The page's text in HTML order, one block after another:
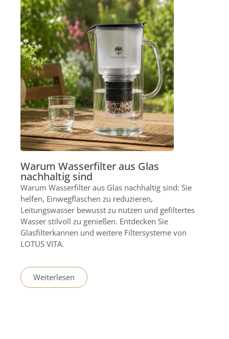
Warum Wasserfilter aus Glas
nachhaltig sind
Warum Wasserfilter aus Glas nachhaltig sind: Sie
helfen, Einwegflaschen zu reduzieren,
Leitungswasser bewusst zu nutzen und gefiltertes
Wasser stilvoll zu genießen. Entdecken Sie
Glasfilterkannen und weitere Filtersysteme von
LOTUS VITA.
Weiterlesen